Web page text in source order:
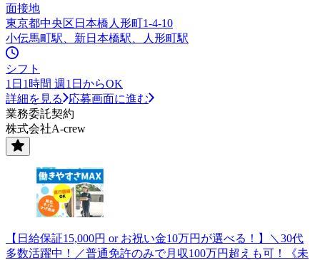
面接地
東京都中央区日本橋人形町1-4-10
小伝馬町駅、新日本橋駅、人形町駅
シフト
1日1時間 週1日からOK
詳細を見る
応募画面に進む
業務委託契約
株式会社A-crew
【日給保証15,000円 or お祝い金10万円が選べる！】＼30代
多数活躍中！／普通免許のみで月収100万円超えも可！《未